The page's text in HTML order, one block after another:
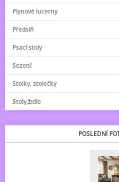
Plynové lucerny
Předsíň
Psací stoly
Sezení
Stolky, stolečky
Stoly,židle
POSLEDNÍ